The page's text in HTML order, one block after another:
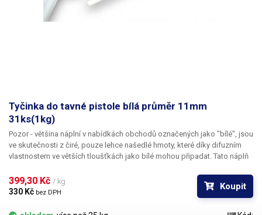
Tyčinka do tavné pistole bílá průměr 11mm
31ks(1kg)
Pozor - většina náplní v nabídkách obchodů označených jako "bílé", jsou
ve skutečnosti z čiré, pouze lehce našedlé hmoty, které díky difuzním
vlastnostem ve větších tloušťkách jako bílé mohou připadat. Tato náplň
bělosti. Bod měknutí materiálu je 88°C.
399,30 Kč / kg
330 Kč bez DPH
Koupit